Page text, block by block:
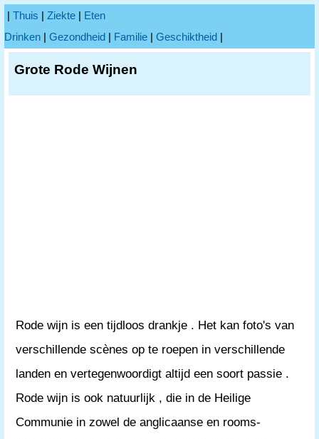
| Thuis | Ziekte | Eten
Drinken | Gezondheid | Familie | Geschiktheid |
Grote Rode Wijnen
Rode wijn is een tijdloos drankje . Het kan foto's van
verschillende scènes op te roepen in verschillende
landen en vertegenwoordigt altijd een soort passie .
Rode wijn is ook natuurlijk , die in de Heilige
Communie in zowel de anglicaanse en rooms-